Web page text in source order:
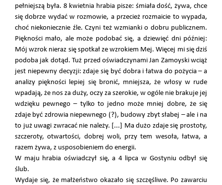
pełniejszą była. 8 kwietnia hrabia pisze: śmiała dość, żywa, chce
się dobrze wydać w rozmowie, a przecież rozmaicie to wypada,
choć niekoniecznie źle. Czyni też wzmianki o dobru publicznem.
Piękności mało, ale może podobać się, a dziewięć dni później:
Mój wzrok nieraz się spotkał ze wzrokiem Mej. Więcej mi się dziś
podoba jak dotąd. Tuż przed oświadczynami Jan Zamoyski wciąż
jest niepewny decyzji: zdaje się być dobra i łatwa do pożycia – a
analizy piękności lepiej się bronić, mniejsza, że włosy w rude
wpadają, że nos za duży, oczy za szerokie, w ogóle nie brakuje jej
wdzięku pewnego – tylko to jedno może mniej dobre, że się
zdaje być zdrowia niepewnego (?), budowy zbyt słabej – ale i na
to już uwagi zwracać nie należy. [...] Ma dużo zdaje się prostoty,
szczeroty, otwartości, dobrej woli, przy tem wesoła, łatwa, a
razem żywa, z usposobieniem do energii.
W maju hrabia oświadczył się, a 4 lipca w Gostyniu odbył się
ślub.
Wydaje się, że małżeństwo okazało się szczęśliwe. Po zawarciu